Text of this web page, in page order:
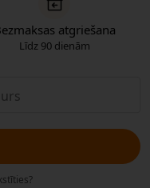
atgriešana
Līdz 90 dienām